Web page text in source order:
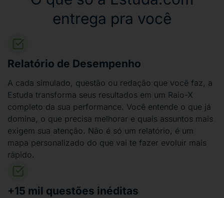
entrega pra você
Relatório de Desempenho
A cada simulado, questão ou redação que você faz, a
Estuda transforma seus resultados em um Raio-X
completo da sua performance. Você entende o que já
domina, o que precisa melhorar e quais assuntos mais
exigem sua atenção. Não é só um relatório, é um
mapa personalizado do que vai te fazer evoluir mais
rápido.
+15 mil questões inéditas